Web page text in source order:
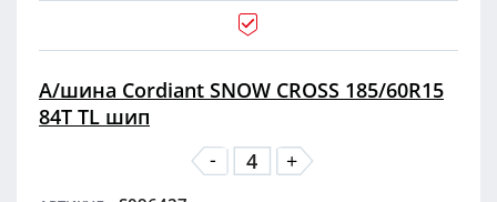
А/шина Cordiant SNOW CROSS 185/60R15
84T TL шип
-
+